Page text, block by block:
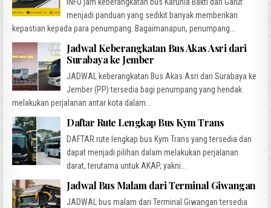
INFO jam keberangkatan bus Karunia Bakti dari Garut
menjadi panduan yang sedikit banyak memberikan
kepastian kepada para penumpang. Bagaimanapun, penumpang...
Jadwal Keberangkatan Bus Akas Asri dari
Surabaya ke Jember
JADWAL keberangkatan Bus Akas Asri dari Surabaya ke
Jember (PP) tersedia bagi penumpang yang hendak
melakukan perjalanan antar kota dalam...
Daftar Rute Lengkap Bus Kym Trans
DAFTAR rute lengkap bus Kym Trans yang tersedia dan
dapat menjadi pilihan dalam melakukan perjalanan
darat, terutama untuk AKAP, yakni...
Jadwal Bus Malam dari Terminal Giwangan
JADWAL bus malam dari Terminal Giwangan tersedia